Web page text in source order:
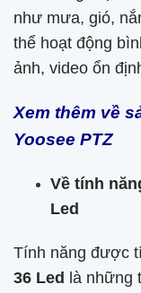
như mưa, gió,
thể hoạt động
ảnh, video ổn
Xem thêm về
Yoosee PTZ
Về tính
Led
Tính năng được
36 Led là những